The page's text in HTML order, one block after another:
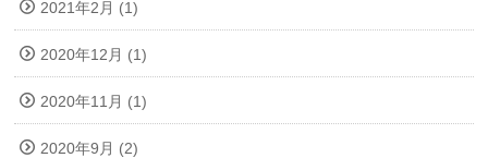
2021年2月 (1)
2020年12月 (1)
2020年11月 (1)
2020年9月 (2)